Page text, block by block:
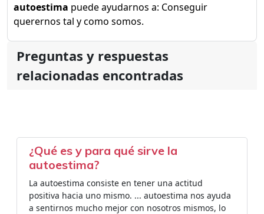
autoestima puede ayudarnos a: Conseguir
querernos tal y como somos.
Preguntas y respuestas
relacionadas encontradas
¿Qué es y para qué sirve la
autoestima?
La autoestima consiste en tener una actitud
positiva hacia uno mismo. ... autoestima nos ayuda
a sentirnos mucho mejor con nosotros mismos, lo